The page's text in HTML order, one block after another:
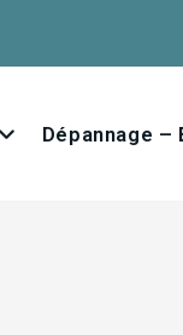
Dépannage –